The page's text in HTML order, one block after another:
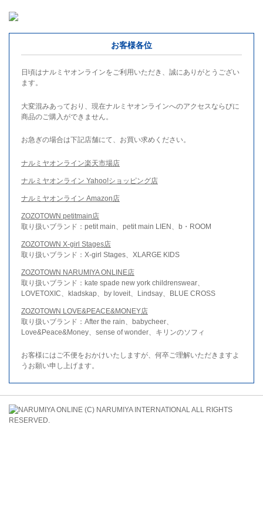
お客様各位
日頃はナルミヤオンラインをご利用いただき、誠にありがとうござい
ます。
大変混みあっており、現在ナルミヤオンラインへのアクセスならびに
商品のご購入ができません。
お急ぎの場合は下記店舗にて、お買い求めください。
ナルミヤオンライン楽天市場店
ナルミヤオンライン Yahoo!ショッピング店
ナルミヤオンライン Amazon店
ZOZOTOWN petitmain店
取り扱いブランド：petit main、petit main LIEN、b・ROOM
ZOZOTOWN X-girl Stages店
取り扱いブランド：X-girl Stages、XLARGE KIDS
ZOZOTOWN NARUMIYA ONLINE店
取り扱いブランド：kate spade new york childrenswear、
LOVETOXIC、kladskap、by loveit、Lindsay、BLUE CROSS
ZOZOTOWN LOVE&PEACE&MONEY店
取り扱いブランド：After the rain、babycheer、
Love&Peace&Money、sense of wonder、キリンのソフィ
お客様にはご不便をおかけいたしますが、何卒ご理解いただきますよ
うお願い申し上げます。